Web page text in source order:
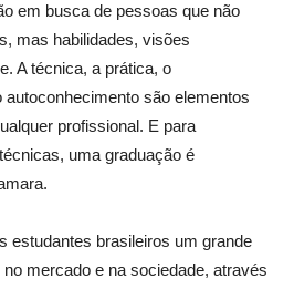
em busca de pessoas que não
mas habilidades, visões
A técnica, a prática, o
são elementos
profissional. E para
uma graduação é
estudantes brasileiros um grande
mercado e na sociedade, através